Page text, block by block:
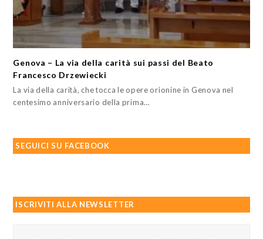
Genova – La via della carità sui passi del Beato
Francesco Drzewiecki
La via della carità, che tocca le opere orionine in Genova nel
centesimo anniversario della prima…
SEGUICI SU FACEBOOK
ISCRIVITI ALLA NEWSLETTER